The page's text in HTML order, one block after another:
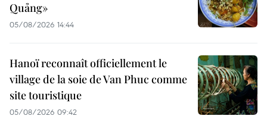
Quảng»
05/08/2026 14:44
Hanoï reconnaît officiellement le
village de la soie de Van Phuc comme
site touristique
05/08/2026 09:42